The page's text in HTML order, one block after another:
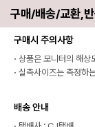
구매/배송/교환,반
구매시 주의사항
· 상품은 모니터의 해상
· 실측사이즈는 측정하
배송 안내